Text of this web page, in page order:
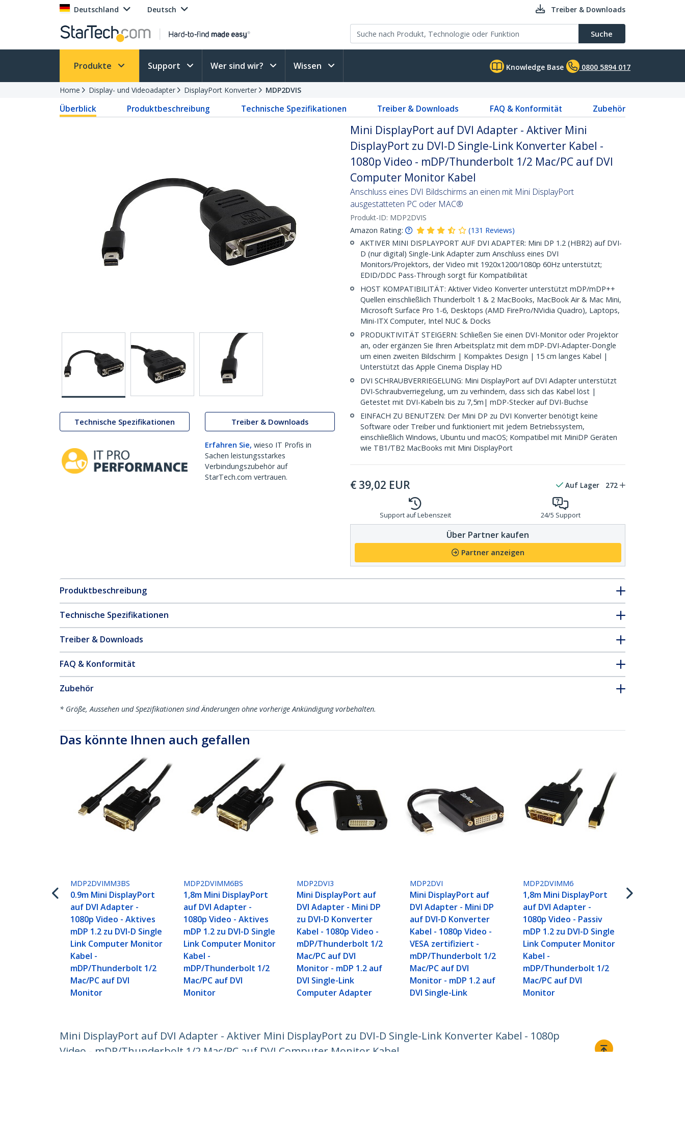
Deutschland Deutsch Treiber & Downloads
Suche
Produkte Support Wer sind wir? Wissen Knowledge Base 0800 5894 017
Home Display- und Videoadapter DisplayPort Konverter MDP2DVIS
Überblick Produktbeschreibung Technische Spezifikationen Treiber & Downloads FAQ & Konformität Zubehör
Technische Spezifikationen Treiber & Downloads
Erfahren Sie, wieso IT Profis in
Sachen leistungsstarkes
Verbindungszubehör auf
StarTech.com vertrauen.
Mini DisplayPort auf DVI Adapter - Aktiver Mini
DisplayPort zu DVI-D Single-Link Konverter Kabel -
1080p Video - mDP/Thunderbolt 1/2 Mac/PC auf DVI
Computer Monitor Kabel
Anschluss eines DVI Bildschirms an einen mit Mini DisplayPort
ausgestatteten PC oder MAC®
Produkt-ID: MDP2DVIS
Amazon Rating:
(131 Reviews)
AKTIVER MINI DISPLAYPORT AUF DVI ADAPTER: Mini DP 1.2 (HBR2) auf DVI-
D (nur digital) Single-Link Adapter zum Anschluss eines DVI
Monitors/Projektors, der Video mit 1920x1200/1080p 60Hz unterstützt;
EDID/DDC Pass-Through sorgt für Kompatibilität
HOST KOMPATIBILITÄT: Aktiver Video Konverter unterstützt mDP/mDP++
Quellen einschließlich Thunderbolt 1 & 2 MacBooks, MacBook Air & Mac Mini,
Microsoft Surface Pro 1-6, Desktops (AMD FirePro/NVidia Quadro), Laptops,
Mini-ITX Computer, Intel NUC & Docks
PRODUKTIVITÄT STEIGERN: Schließen Sie einen DVI-Monitor oder Projektor
an, oder ergänzen Sie Ihren Arbeitsplatz mit dem mDP-DVI-Adapter-Dongle
um einen zweiten Bildschirm | Kompaktes Design | 15 cm langes Kabel |
Unterstützt das Apple Cinema Display HD
DVI SCHRAUBVERRIEGELUNG: Mini DisplayPort auf DVI Adapter unterstützt
DVI-Schraubverriegelung, um zu verhindern, dass sich das Kabel löst |
Getestet mit DVI-Kabeln bis zu 7,5m| mDP-Stecker auf DVI-Buchse
EINFACH ZU BENUTZEN: Der Mini DP zu DVI Konverter benötigt keine
Software oder Treiber und funktioniert mit jedem Betriebssystem,
einschließlich Windows, Ubuntu und macOS; Kompatibel mit MiniDP Geräten
wie TB1/TB2 MacBooks mit Mini DisplayPort
€ 39,02 EUR Auf Lager 272
Support auf Lebenszeit 24/5 Support
Über Partner kaufen
Partner anzeigen
Produktbeschreibung
Technische Spezifikationen
Treiber & Downloads
FAQ & Konformität
Zubehör
* Größe, Aussehen und Spezifikationen sind Änderungen ohne vorherige Ankündigung vorbehalten.
Das könnte Ihnen auch gefallen
MDP2DVIMM3BS
0.9m Mini DisplayPort
auf DVI Adapter -
1080p Video - Aktives
mDP 1.2 zu DVI-D Single
Link Computer Monitor
Kabel -
mDP/Thunderbolt 1/2
Mac/PC auf DVI
Monitor
MDP2DVIMM6BS
1,8m Mini DisplayPort
auf DVI Adapter -
1080p Video - Aktives
mDP 1.2 zu DVI-D Single
Link Computer Monitor
Kabel -
mDP/Thunderbolt 1/2
Mac/PC auf DVI
Monitor
MDP2DVI3
Mini DisplayPort auf
DVI Adapter - Mini DP
zu DVI-D Konverter
Kabel - 1080p Video -
mDP/Thunderbolt 1/2
Mac/PC auf DVI
Monitor - mDP 1.2 auf
DVI Single-Link
Computer Adapter
MDP2DVI
Mini DisplayPort auf
DVI Adapter - Mini DP
auf DVI-D Konverter
Kabel - 1080p Video -
VESA zertifiziert -
mDP/Thunderbolt 1/2
Mac/PC auf DVI
Monitor - mDP 1.2 auf
DVI Single-Link
MDP2DVIMM6
1,8m Mini DisplayPort
auf DVI Adapter -
1080p Video - Passiv
mDP 1.2 zu DVI-D Single
Link Computer Monitor
Kabel -
mDP/Thunderbolt 1/2
Mac/PC auf DVI
Monitor
Mini DisplayPort auf DVI Adapter - Aktiver Mini DisplayPort zu DVI-D Single-Link Konverter Kabel - 1080p
Video - mDP/Thunderbolt 1/2 Mac/PC auf DVI Computer Monitor Kabel